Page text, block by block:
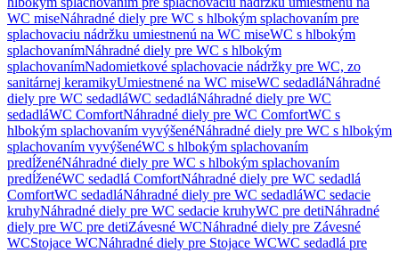
WC miseNáhradné diely pre WC s hlbokým splachovaním pre
splachovaciu nádržku umiestnenú na WC miseWC s hlbokým
splachovanímNáhradné diely pre WC s hlbokým
splachovanímNadomietkové splachovacie nádržky pre WC, zo
sanitárnej keramikyUmiestnené na WC miseWC sedadláNáhradné
diely pre WC sedadláWC sedadláNáhradné diely pre WC
sedadláWC ComfortNáhradné diely pre WC ComfortWC s
hlbokým splachovaním vyvýšenéNáhradné diely pre WC s hlbokým
splachovaním vyvýšenéWC s hlbokým splachovaním
predĺženéNáhradné diely pre WC s hlbokým splachovaním
predĺženéWC sedadlá ComfortNáhradné diely pre WC sedadlá
ComfortWC sedadláNáhradné diely pre WC sedadláWC sedacie
kruhyNáhradné diely pre WC sedacie kruhyWC pre detiNáhradné
diely pre WC pre detiZávesné WCNáhradné diely pre Závesné
WCStojace WCNáhradné diely pre Stojace WCWC sedadlá pre